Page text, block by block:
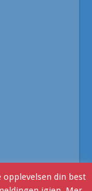
din best